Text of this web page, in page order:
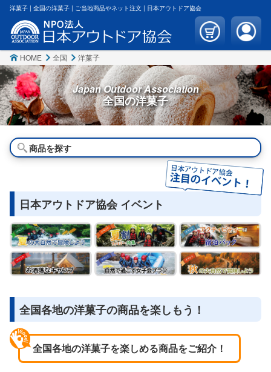
洋菓子 | 全国の洋菓子 | ご当地商品やネット注文 | 日本アウトドア協会
HOME 全国 洋菓子
Japan Outdoor Association
全国の洋菓子
商品を探す
日本アウトドア協会 イベント
全国各地の洋菓子の商品を楽しもう！
全国各地の洋菓子を楽しめる商品をご紹介！